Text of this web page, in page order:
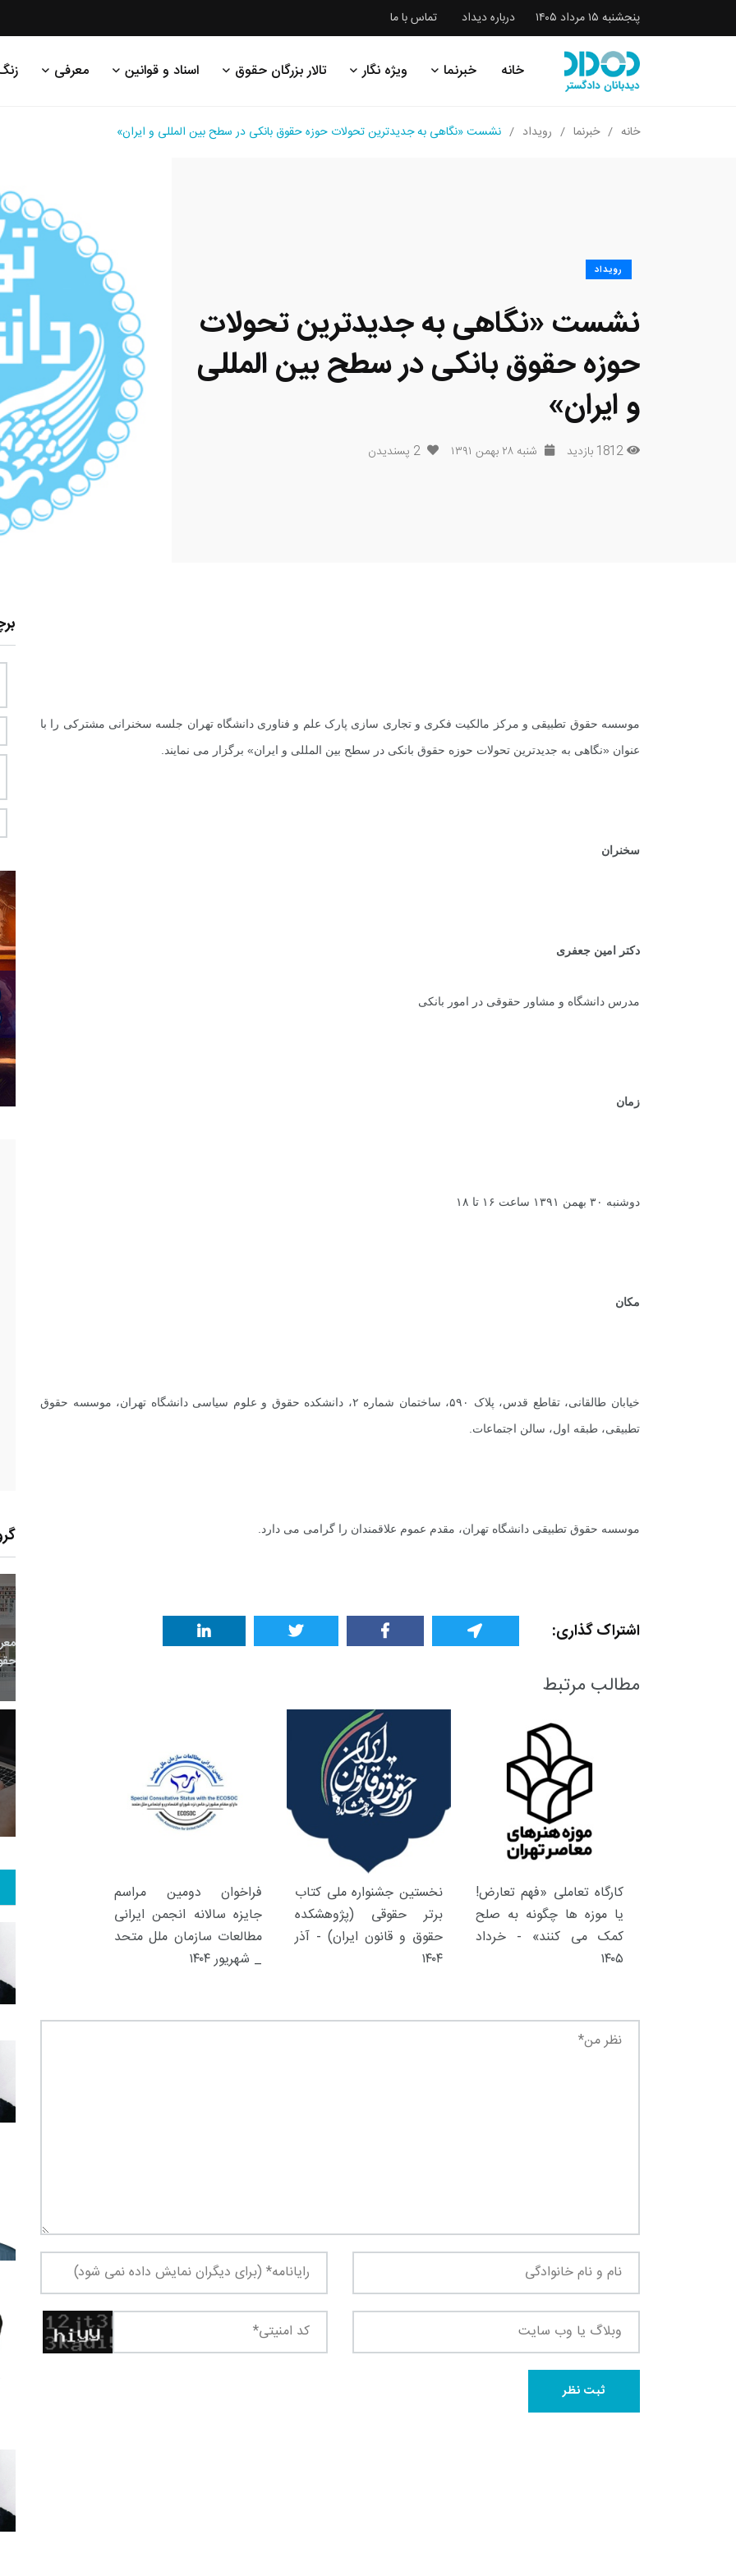
پنجشنبه ۱۵ مرداد ۱۴۰۵ درباره دیداد تماس با ما
خانه خبرنما ویژه نگار تالار بزرگان حقوق اسناد و قوانین معرفی
خانه خبرنما رویداد نشست «نگاهی به جدیدترین تحولات حوزه حقوق بانکی در سطح بین المللی و ایران»
رویداد
نشست «نگاهی به جدیدترین تحولات
حوزه حقوق بانکی در سطح بین المللی
و ایران»
1812 بازدید شنبه ۲۸ بهمن ۱۳۹۱ 2 پسندیدن
موسسه حقوق تطبیقی و مرکز مالکیت فکری و تجاری سازی پارک علم و فناوری دانشگاه تهران جلسه سخنرانی مشترکی را با
عنوان «نگاهی به جدیدترین تحولات حوزه حقوق بانکی در سطح بین المللی و ایران» برگزار می نمایند.
سخنران
دکتر امین جعفری
مدرس دانشگاه و مشاور حقوقی در امور بانکی
زمان
دوشنبه ۳۰ بهمن ۱۳۹۱ ساعت ۱۶ تا ۱۸
مکان
خیابان طالقانی، تقاطع قدس، پلاک ۵۹۰، ساختمان شماره ۲، دانشکده حقوق و علوم سیاسی دانشگاه تهران، موسسه حقوق
تطبیقی، طبقه اول، سالن اجتماعات.
موسسه حقوق تطبیقی دانشگاه تهران، مقدم عموم علاقمندان را گرامی می دارد.
اشتراک گذاری:
مطالب مرتبط
کارگاه تعاملی «فهم تعارض!
یا موزه ها چگونه به صلح
کمک می کنند» - خرداد
۱۴۰۵
نخستین جشنواره ملی کتاب
برتر حقوقی (پژوهشکده
حقوق و قانون ایران) - آذر
۱۴۰۴
فراخوان دومین مراسم
جایزه سالانه انجمن ایرانی
مطالعات سازمان ملل متحد
_ شهریور ۱۴۰۴
0
راهنما
69
رویداد
معرفی منابع اینترنتی
0
پرونده
1+
حقوق و هنر
+
معرفی کتاب های حقوقی
2+